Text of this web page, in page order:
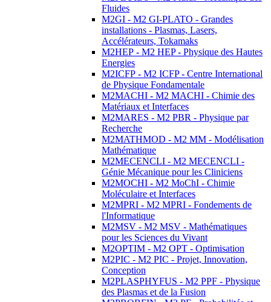
Fluides
M2GI - M2 GI-PLATO - Grandes
installations - Plasmas, Lasers,
Accélérateurs, Tokamaks
M2HEP - M2 HEP - Physique des Hautes
Energies
M2ICFP - M2 ICFP - Centre International
de Physique Fondamentale
M2MACHI - M2 MACHI - Chimie des
Matériaux et Interfaces
M2MARES - M2 PBR - Physique par
Recherche
M2MATHMOD - M2 MM - Modélisation
Mathématique
M2MECENCLI - M2 MECENCLI -
Génie Mécanique pour les Cliniciens
M2MOCHI - M2 MoChI - Chimie
Moléculaire et Interfaces
M2MPRI - M2 MPRI - Fondements de
l'Informatique
M2MSV - M2 MSV - Mathématiques
pour les Sciences du Vivant
M2OPTIM - M2 OPT - Optimisation
M2PIC - M2 PIC - Projet, Innovation,
Conception
M2PLASPHYFUS - M2 PPF - Physique
des Plasmas et de la Fusion